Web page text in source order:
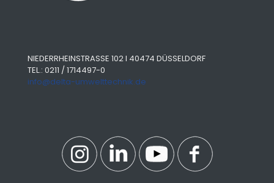
NIEDERRHEINSTRASSE 102 I 40474 DÜSSELDORF
TEL.: 0211 / 1714497-0
info@delta-umwelttechnik.de